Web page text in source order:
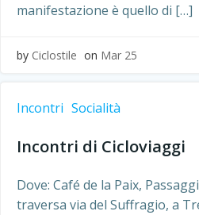
manifestazione è quello di […]
by Ciclostile on Mar 25
Incontri Socialità
Incontri di Cicloviaggi
Dove: Café de la Paix,
traversa via del Suffragio, a